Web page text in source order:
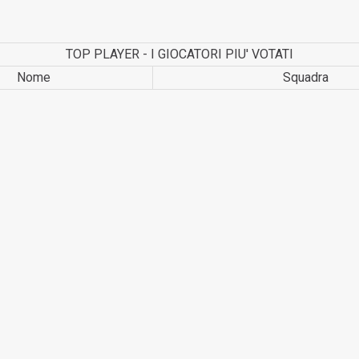
TOP PLAYER - I GIOCATORI PIU' VOTATI
Nome
Squadra